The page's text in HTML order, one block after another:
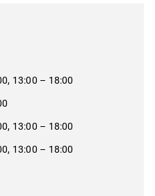
13:00 – 18:00
13:00 – 18:00
13:00 – 18:00